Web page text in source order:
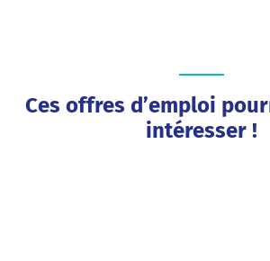
Ces offres d’emploi
intéresser !